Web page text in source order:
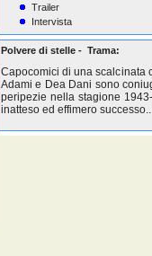
Trailer
Intervista
Polvere di stelle - Trama:
Capocomici di una scalcinata
Adami e Dea Dani sono
peripezie nella stagione
inatteso ed effimero